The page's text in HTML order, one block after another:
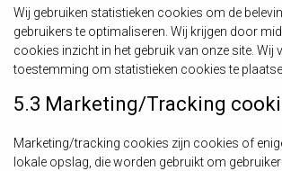
Wij gebruiken statistieken cookies om de
gebruikers te optimaliseren. Wij krijgen door
cookies inzicht in het gebruik van onze site. Wij
toestemming om statistieken cookies te
5.3 Marketing/Tracking
Marketing/tracking cookies zijn cookies of
lokale opslag, die worden gebruikt om